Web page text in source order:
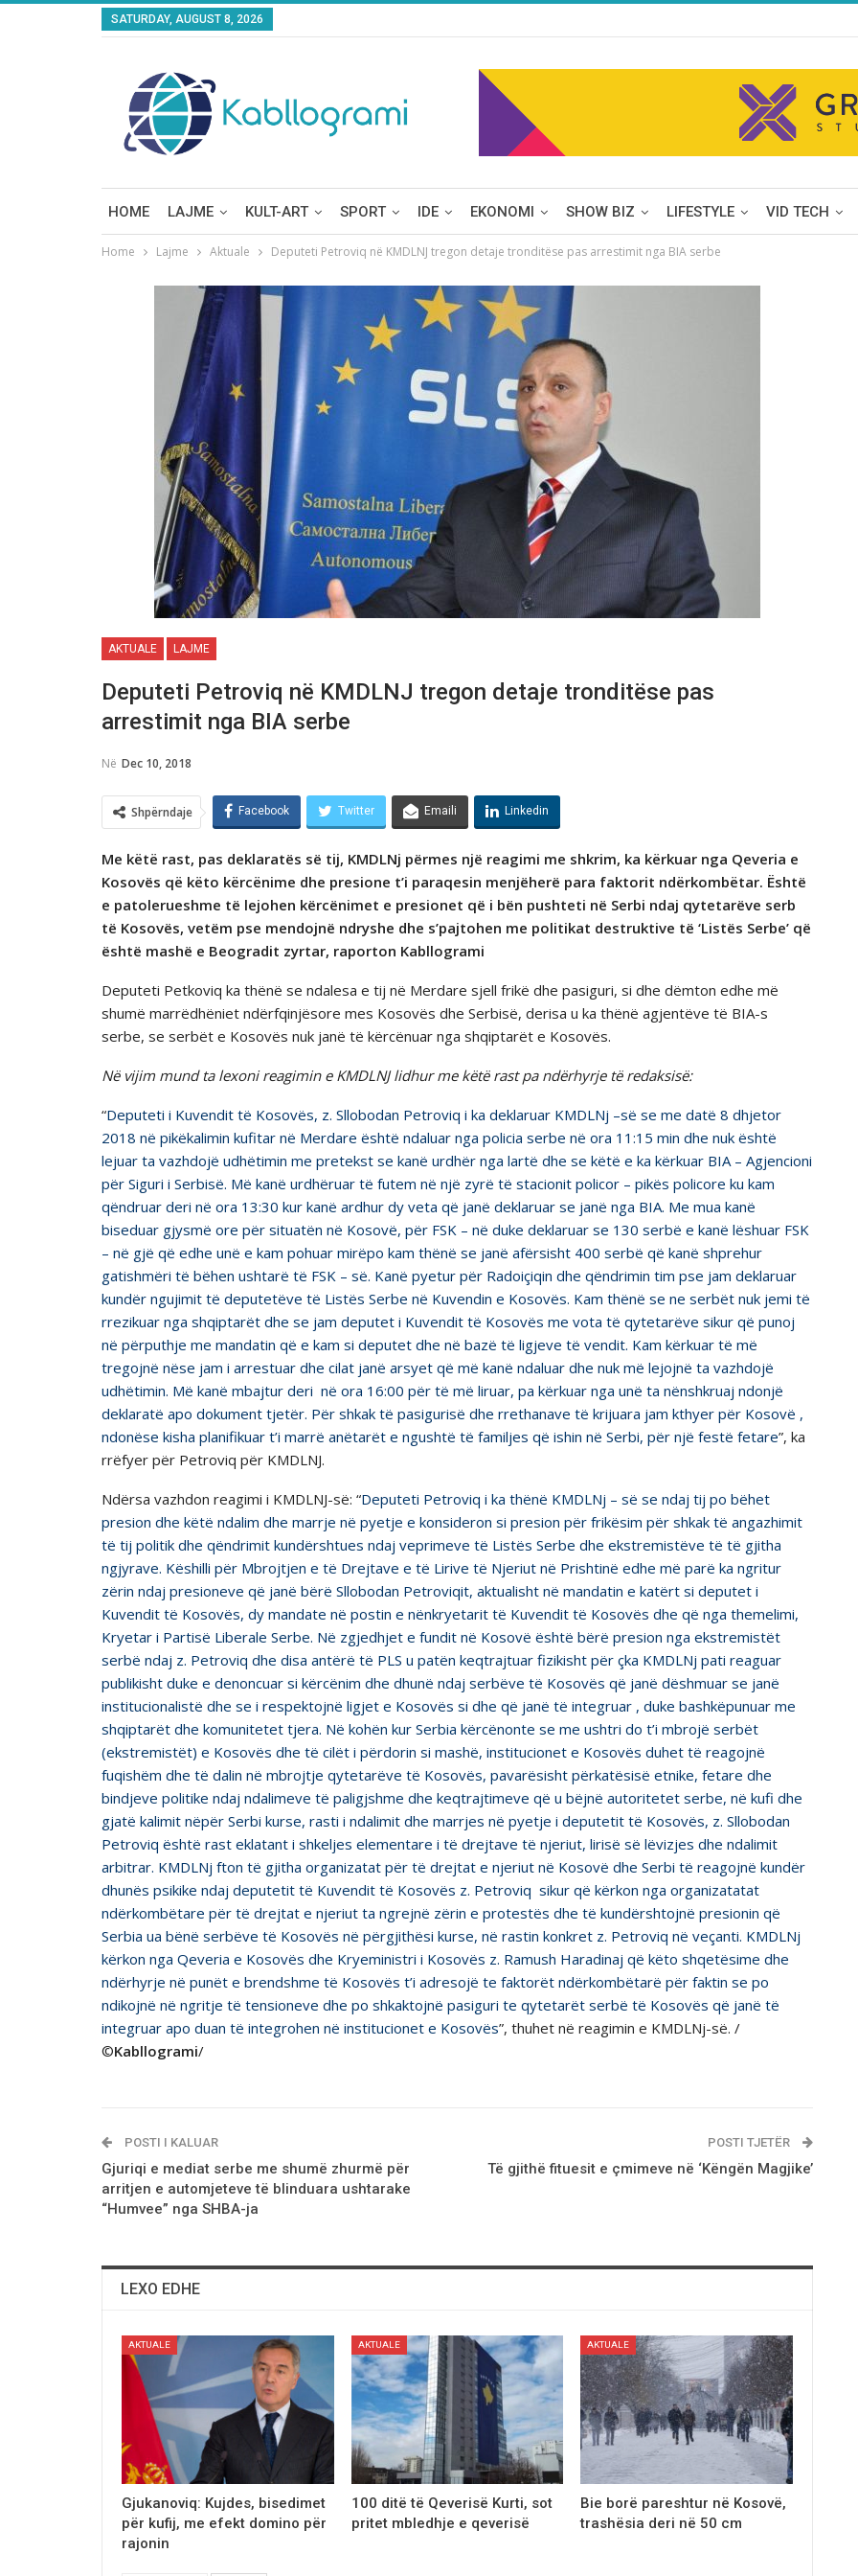
SATURDAY, AUGUST 8, 2026
HOME LAJME KULT-ART SPORT IDE EKONOMI SHOW BIZ LIFESTYLE VID TECH
Home Lajme Aktuale Deputeti Petroviq nё KMDLNJ tregon detaje tronditëse pas arrestimit nga BIA serbe
AKTUALE LAJME
Deputeti Petroviq nё KMDLNJ tregon detaje tronditëse pas
arrestimit nga BIA serbe
Në Dec 10, 2018
Shpërndaje Facebook Twitter Emaili Linkedin
Me këtë rast, pas deklaratёs sё tij, KMDLNj pёrmes njё reagimi me shkrim, ka kërkuar nga Qeveria e
Kosovёs që këto kërcënime dhe presione t’i paraqesin menjёherё para faktorit ndërkombëtar. Ёshtё
e patolerueshme tё lejohen kёrcёnimet e presionet qё i bёn pushteti nё Serbi ndaj qytetarёve serb
tё Kosovёs, vetёm pse mendojnё ndryshe dhe s’pajtohen me politikat destruktive tё ‘Listёs Serbe’ qё
ёshtё mashё e Beogradit zyrtar, raporton Kabllogrami
Deputeti Petkoviq ka thёnё se ndalesa e tij në Merdare sjell frikë dhe pasiguri, si dhe dëmton edhe më
shumë marrëdhëniet ndërfqinjësore mes Kosovës dhe Serbisë, derisa u ka thёnё agjentёve tё BIA-s
serbe, se serbёt e Kosovёs nuk janё tё kёrcёnuar nga shqiptarёt e Kosovёs.
Nё vijim mund ta lexoni reagimin e KMDLNJ lidhur me kёtё rast pa ndёrhyrje tё redaksisё:
“Deputeti i Kuvendit të Kosovës, z. Sllobodan Petroviq i ka deklaruar KMDLNj –së se me datë 8 dhjetor
2018 në pikëkalimin kufitar në Merdare është ndaluar nga policia serbe në ora 11:15 min dhe nuk është
lejuar ta vazhdojë udhëtimin me pretekst se kanë urdhër nga lartë dhe se këtë e ka kërkuar BIA – Agjencioni
për Siguri i Serbisë. Më kanë urdhëruar të futem në një zyrë të stacionit policor – pikës policore ku kam
qëndruar deri në ora 13:30 kur kanë ardhur dy veta që janë deklaruar se janë nga BIA. Me mua kanë
biseduar gjysmë ore për situatën në Kosovë, për FSK – në duke deklaruar se 130 serbë e kanë lëshuar FSK
– në gjë që edhe unë e kam pohuar mirëpo kam thënë se janë afërsisht 400 serbë që kanë shprehur
gatishmëri të bëhen ushtarë të FSK – së. Kanë pyetur për Radoiçiqin dhe qëndrimin tim pse jam deklaruar
kundër ngujimit të deputetëve të Listës Serbe në Kuvendin e Kosovës. Kam thënë se ne serbët nuk jemi të
rrezikuar nga shqiptarët dhe se jam deputet i Kuvendit të Kosovës me vota të qytetarëve sikur që punoj
në përputhje me mandatin që e kam si deputet dhe në bazë të ligjeve të vendit. Kam kërkuar të më
tregojnë nëse jam i arrestuar dhe cilat janë arsyet që më kanë ndaluar dhe nuk më lejojnë ta vazhdojë
udhëtimin. Më kanë mbajtur deri në ora 16:00 për të më liruar, pa kërkuar nga unë ta nënshkruaj ndonjë
deklaratë apo dokument tjetër. Për shkak të pasigurisë dhe rrethanave të krijuara jam kthyer për Kosovë ,
ndonëse kisha planifikuar t’i marrë anëtarët e ngushtë të familjes që ishin në Serbi, për një festë fetare”, ka
rrëfyer për Petroviq pёr KMDLNJ.
Ndёrsa vazhdon reagimi i KMDLNJ-sё: “Deputeti Petroviq i ka thënë KMDLNj – së se ndaj tij po bëhet
presion dhe këtë ndalim dhe marrje në pyetje e konsideron si presion për frikësim për shkak të angazhimit
të tij politik dhe qëndrimit kundërshtues ndaj veprimeve të Listёs Serbe dhe ekstremistëve të të gjitha
ngjyrave. Këshilli për Mbrojtjen e të Drejtave e të Lirive të Njeriut në Prishtinë edhe më parë ka ngritur
zërin ndaj presioneve që janë bërë Sllobodan Petroviqit, aktualisht në mandatin e katërt si deputet i
Kuvendit të Kosovës, dy mandate në postin e nënkryetarit të Kuvendit të Kosovës dhe që nga themelimi,
Kryetar i Partisë Liberale Serbe. Në zgjedhjet e fundit në Kosovë është bërë presion nga ekstremistët
serbë ndaj z. Petroviq dhe disa antërë të PLS u patën keqtrajtuar fizikisht për çka KMDLNj pati reaguar
publikisht duke e denoncuar si kërcënim dhe dhunë ndaj serbëve të Kosovës që janë dëshmuar se janë
institucionalistë dhe se i respektojnë ligjet e Kosovës si dhe që janë të integruar , duke bashkëpunuar me
shqiptarët dhe komunitetet tjera. Në kohën kur Serbia kërcënonte se me ushtri do t’i mbrojë serbët
(ekstremistët) e Kosovës dhe të cilët i përdorin si mashë, institucionet e Kosovës duhet të reagojnë
fuqishëm dhe të dalin në mbrojtje qytetarëve të Kosovës, pavarësisht përkatësisë etnike, fetare dhe
bindjeve politike ndaj ndalimeve të paligjshme dhe keqtrajtimeve që u bëjnë autoritetet serbe, në kufi dhe
gjatë kalimit nëpër Serbi kurse, rasti i ndalimit dhe marrjes në pyetje i deputetit të Kosovës, z. Sllobodan
Petroviq është rast eklatant i shkeljes elementare i të drejtave të njeriut, lirisë së lëvizjes dhe ndalimit
arbitrar. KMDLNj fton të gjitha organizatat për të drejtat e njeriut në Kosovë dhe Serbi të reagojnë kundër
dhunës psikike ndaj deputetit të Kuvendit të Kosovës z. Petroviq sikur që kërkon nga organizatatat
ndërkombëtare për të drejtat e njeriut ta ngrejnë zërin e protestës dhe të kundërshtojnë presionin që
Serbia ua bënë serbëve të Kosovës në përgjithësi kurse, në rastin konkret z. Petroviq në veçanti. KMDLNj
kërkon nga Qeveria e Kosovës dhe Kryeministri i Kosovës z. Ramush Haradinaj që këto shqetësime dhe
ndërhyrje në punët e brendshme të Kosovës t’i adresojë te faktorët ndërkombëtarë për faktin se po
ndikojnë në ngritje të tensioneve dhe po shkaktojnë pasiguri te qytetarët serbë të Kosovës që janë të
integruar apo duan të integrohen në institucionet e Kosovës”, thuhet në reagimin e KMDLNj-së. /
©Kabllogrami/
POSTI I KALUAR
Gjuriqi e mediat serbe me shumё zhurmё për
arritjen e automjeteve të blinduara ushtarake
“Humvee” nga SHBA-ja
POSTI TJETËR
Të gjithë fituesit e çmimeve në ‘Këngën Magjike’
LEXO EDHE
AKTUALE
Gjukanoviq: Kujdes, bisedimet
për kufij, me efekt domino për
rajonin
AKTUALE
100 ditë të Qeverisë Kurti, sot
pritet mbledhje e qeverisë
AKTUALE
Bie borë pareshtur në Kosovë,
trashësia deri në 50 cm